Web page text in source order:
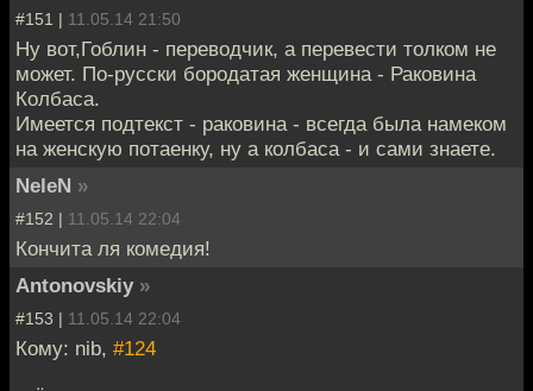
#151 | 11.05.14 21:50
Ну вот,Гоблин - переводчик, а перевести толком не
может. По-русски бородатая женщина - Раковина
Колбаса.
Имеется подтекст - раковина - всегда была намеком
на женскую потаенку, ну а колбаса - и сами знаете.
NeleN »
#152 | 11.05.14 22:04
Кончита ля комедия!
Antonovskiy »
#153 | 11.05.14 22:04
Кому: nib, #124